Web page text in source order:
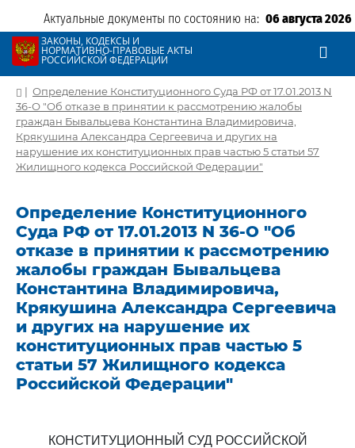
Актуальные документы по состоянию на: 06 августа 2026
ЗАКОНЫ, КОДЕКСЫ И
НОРМАТИВНО-ПРАВОВЫЕ АКТЫ
РОССИЙСКОЙ ФЕДЕРАЦИИ
| Определение Конституционного Суда РФ от 17.01.2013 N
36-О "Об отказе в принятии к рассмотрению жалобы
граждан Бывальцева Константина Владимировича,
Крякушина Александра Сергеевича и других на
нарушение их конституционных прав частью 5 статьи 57
Жилищного кодекса Российской Федерации"
Определение Конституционного
Суда РФ от 17.01.2013 N 36-О "Об
отказе в принятии к рассмотрению
жалобы граждан Бывальцева
Константина Владимировича,
Крякушина Александра Сергеевича
и других на нарушение их
конституционных прав частью 5
статьи 57 Жилищного кодекса
Российской Федерации"
КОНСТИТУЦИОННЫЙ СУД РОССИЙСКОЙ